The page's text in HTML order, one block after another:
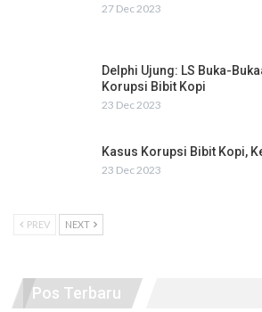
27 Dec 2023
Delphi Ujung: LS Buka-
Korupsi Bibit Kopi
23 Dec 2023
Kasus Korupsi Bibit Kopi,
23 Dec 2023
PREV NEXT
Pos Terbaru